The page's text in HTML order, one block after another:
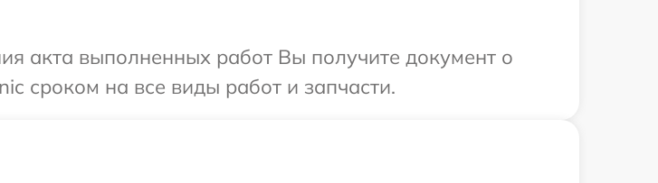
акта выполненных работ Вы получите документ о
сроком на все виды работ и запчасти.